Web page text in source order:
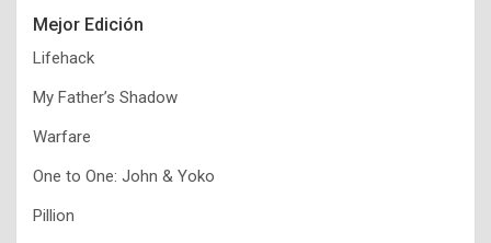
Mejor Edición
Lifehack
My Father’s Shadow
Warfare
One to One: John & Yoko
Pillion